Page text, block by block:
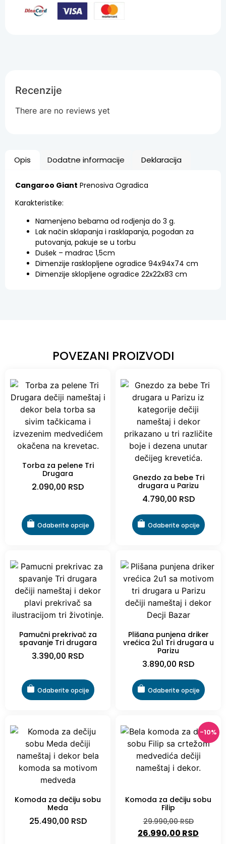
Opis Dodatne informacije Deklaracija
Cangaroo Giant Prenosiva Ogradica
Karakteristike:
Namenjeno bebama od rodjenja do 3 g.
Lak način sklapanja i rasklapanja, pogodan za
putovanja, pakuje se u torbu
Dušek – madrac 1,5cm
Dimenzije rasklopljene ogradice 94x94x74 cm
Dimenzije sklopljene ogradice 22x22x83 cm
Recenzije
There are no reviews yet
POVEZANI PROIZVODI
Torba za pelene Tri
Drugara
2.090,00 RSD
Odaberite opcije
Gnezdo za bebe Tri
drugara u Parizu
4.790,00 RSD
Odaberite opcije
Pamučni prekrivač za
spavanje Tri drugara
3.390,00 RSD
Odaberite opcije
Plišana punjena driker
vrećica 2u1 Tri drugara u
Parizu
3.890,00 RSD
Odaberite opcije
Komoda za dečiju sobu
Meda
25.490,00 RSD
-10%
Komoda za dečiju sobu
Filip
29.990,00RSD
26.990,00 RSD